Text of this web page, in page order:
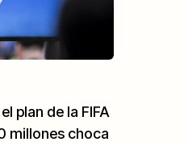
plan de la FIFA
millones choca